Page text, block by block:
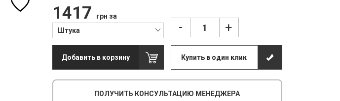
1417
грн за
Штука
- +
Добавить в корзину Купить в один клик
ПОЛУЧИТЬ КОНСУЛЬТАЦИЮ МЕНЕДЖЕРА